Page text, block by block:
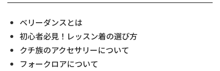
ベリーダンスとは
初心者必見！レッスン着の選び方
クチ族のアクセサリーについて
フォークロアについて